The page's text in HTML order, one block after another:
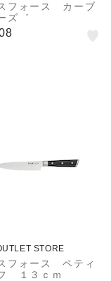
フォース カーブ
ズ゛
STORE
フォース ペティ
１３ｃｍ